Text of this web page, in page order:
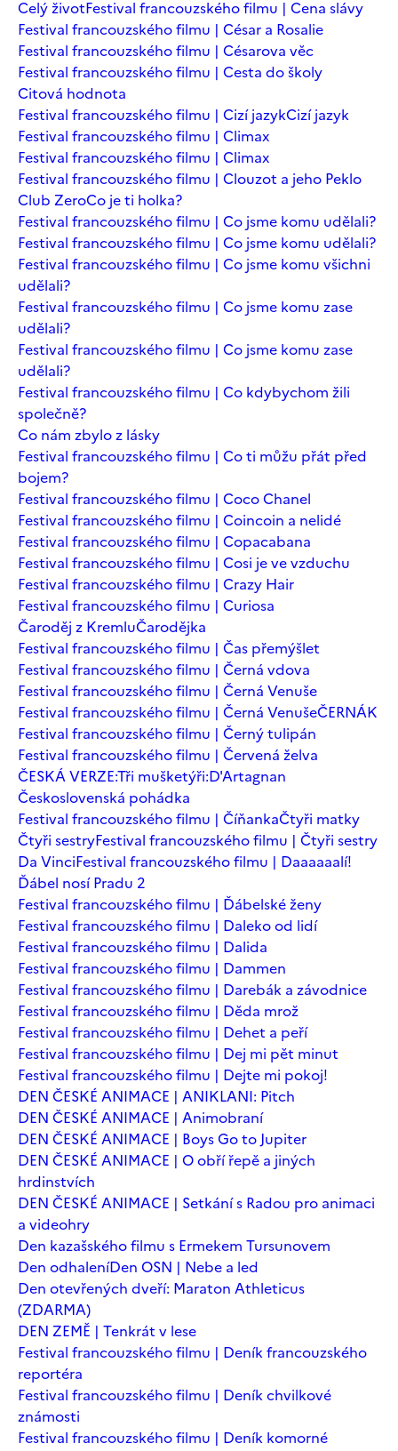
Celý životFestival francouzského filmu | Cena slávy
Festival francouzského filmu | César a Rosalie
Festival francouzského filmu | Césarova věc
Festival francouzského filmu | Cesta do školy
Citová hodnota
Festival francouzského filmu | Cizí jazykCizí jazyk
Festival francouzského filmu | Climax
Festival francouzského filmu | Climax
Festival francouzského filmu | Clouzot a jeho Peklo
Club ZeroCo je ti holka?
Festival francouzského filmu | Co jsme komu udělali?
Festival francouzského filmu | Co jsme komu udělali?
Festival francouzského filmu | Co jsme komu všichni
udělali?
Festival francouzského filmu | Co jsme komu zase
udělali?
Festival francouzského filmu | Co jsme komu zase
udělali?
Festival francouzského filmu | Co kdybychom žili
společně?
Co nám zbylo z lásky
Festival francouzského filmu | Co ti můžu přát před
bojem?
Festival francouzského filmu | Coco Chanel
Festival francouzského filmu | Coincoin a nelidé
Festival francouzského filmu | Copacabana
Festival francouzského filmu | Cosi je ve vzduchu
Festival francouzského filmu | Crazy Hair
Festival francouzského filmu | Curiosa
Čaroděj z KremluČarodějka
Festival francouzského filmu | Čas přemýšlet
Festival francouzského filmu | Černá vdova
Festival francouzského filmu | Černá Venuše
Festival francouzského filmu | Černá VenušeČERNÁK
Festival francouzského filmu | Černý tulipán
Festival francouzského filmu | Červená želva
ČESKÁ VERZE:Tři mušketýři:D'Artagnan
Československá pohádka
Festival francouzského filmu | ČíňankaČtyři matky
Čtyři sestryFestival francouzského filmu | Čtyři sestry
Da VinciFestival francouzského filmu | Daaaaaalí!
Ďábel nosí Pradu 2
Festival francouzského filmu | Ďábelské ženy
Festival francouzského filmu | Daleko od lidí
Festival francouzského filmu | Dalida
Festival francouzského filmu | Dammen
Festival francouzského filmu | Darebák a závodnice
Festival francouzského filmu | Děda mrož
Festival francouzského filmu | Dehet a peří
Festival francouzského filmu | Dej mi pět minut
Festival francouzského filmu | Dejte mi pokoj!
DEN ČESKÉ ANIMACE | ANIKLANI: Pitch
DEN ČESKÉ ANIMACE | Animobraní
DEN ČESKÉ ANIMACE | Boys Go to Jupiter
DEN ČESKÉ ANIMACE | O obří řepě a jiných
hrdinstvích
DEN ČESKÉ ANIMACE | Setkání s Radou pro animaci
a videohry
Den kazašského filmu s Ermekem Tursunovem
Den odhaleníDen OSN | Nebe a led
Den otevřených dveří: Maraton Athleticus
(ZDARMA)
DEN ZEMĚ | Tenkrát v lese
Festival francouzského filmu | Deník francouzského
reportéra
Festival francouzského filmu | Deník chvilkové
známosti
Festival francouzského filmu | Deník komorné